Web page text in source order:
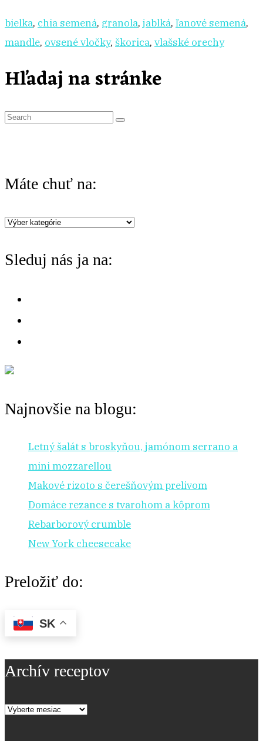
bielka, chia semená, granola, jablká, ľanové semená,
mandle, ovsené vločky, škorica, vlašské orechy
Hľadaj na stránke
S
c
f
o
Máte chuť na:
Máte
na:
Sleduj nás ja na:
Najnovšie na blogu:
Letný šalát s broskyňou, jamónom serrano a
mini mozzarellou
Makové rizoto s čerešňovým prelivom
Domáce rezance s tvarohom a kôprom
Rebarborový crumble
New York cheesecake
Preložiť do:
SK
Archív receptov
Archív